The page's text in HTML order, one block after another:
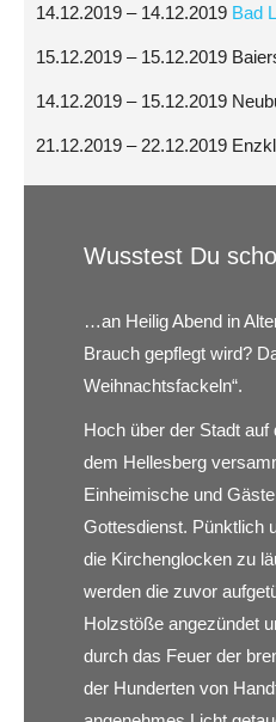
14.12.2019 – 14.12.2019 Bad
15.12.2019 – 15.12.2019
14.12.2019 – 15.12.2019
21.12.2019 – 22.12.2019
Wusstest Du
…an Heilig Abend in
Brauch gepflegt wird?
Weihnachtsfackeln“.
Hoch über der Stadt
dem Hellesberg
Einheimische und
Gottesdienst. Pünktlich
die Kirchenglocken zu
werden die zuvor
Holzstöße angezündet
durch das Feuer der
der Hunderten von